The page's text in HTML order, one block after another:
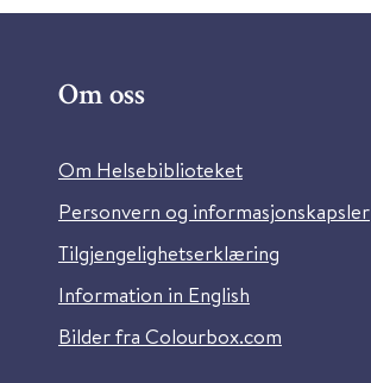
Om oss
Om Helsebiblioteket
Personvern og informasjonskapsler
Tilgjengelighetserklæring
Information in English
Bilder fra Colourbox.com